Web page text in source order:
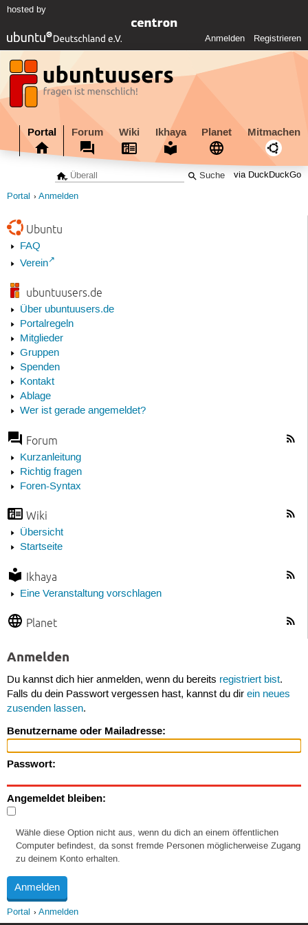
hosted by
Anmelden Registrieren
Portal Forum Wiki Ikhaya Planet Mitmachen
via DuckDuckGo
Portal Anmelden
Ubuntu
FAQ
Verein
ubuntuusers.de
Über ubuntuusers.de
Portalregeln
Mitglieder
Gruppen
Spenden
Kontakt
Ablage
Wer ist gerade angemeldet?
Forum
Kurzanleitung
Richtig fragen
Foren-Syntax
Wiki
Übersicht
Startseite
Ikhaya
Eine Veranstaltung vorschlagen
Planet
Anmelden
Du kannst dich hier anmelden, wenn du bereits registriert bist.
Falls du dein Passwort vergessen hast, kannst du dir ein neues
zusenden lassen.
Benutzername oder Mailadresse:
Passwort:
Angemeldet bleiben:
Wähle diese Option nicht aus, wenn du dich an einem öffentlichen
Computer befindest, da sonst fremde Personen möglicherweise Zugang
zu deinem Konto erhalten.
Portal Anmelden